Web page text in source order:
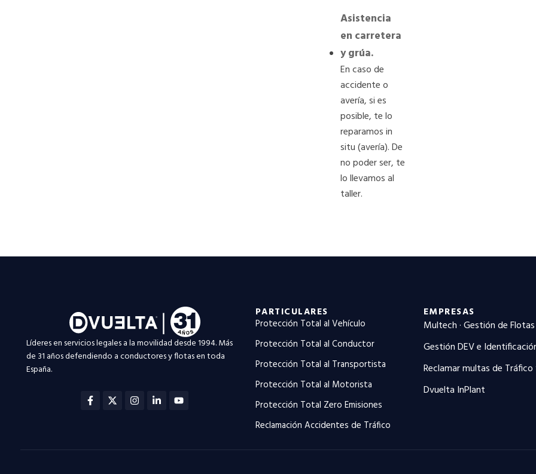
Asistencia
en carretera
y grúa.
En caso de
accidente o
avería, si es
posible, te lo
reparamos in
situ (avería). De
no poder ser, te
lo llevamos al
taller.
Líderes en servicios legales a la movilidad desde 1994. Más
de 31 años defendiendo a conductores y flotas en toda
España.
Facebook-
f
X-
twitter
Instagram
Linkedin-
in
Youtube
PARTICULARES
Protección Total al Vehículo
Protección Total al Conductor
Protección Total al Transportista
Protección Total al Motorista
Protección Total Zero Emisiones
Reclamación Accidentes de Tráfico
EMPRESAS
Multech · Gestión de Flotas
Gestión DEV e
Reclamar multas de
Dvuelta InPlant